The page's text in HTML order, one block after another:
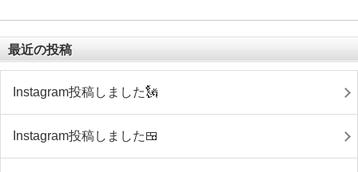
最近の投稿
Instagram投稿しました🗽
Instagram投稿しました🍱